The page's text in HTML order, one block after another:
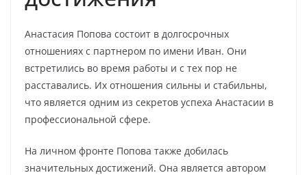
Анастасия Попова состоит в долгосрочных
отношениях с партнером по имени Иван. Они
встретились во время работы и с тех пор не
расставались. Их отношения сильны и стабильны,
что является одним из секретов успеха Анастасии в
профессиональной сфере.
На личном фронте Попова также добилась
значительных достижений. Она является автором